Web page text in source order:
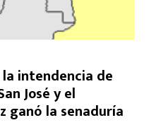
intendencia de
José y el
ganó la senaduría